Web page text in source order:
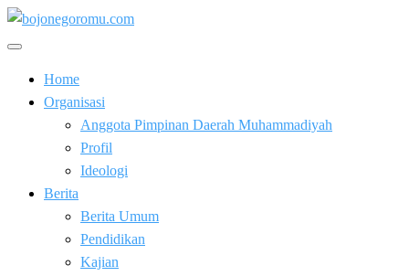
Skip
to
bojonegoromu.com
Home
Organisasi
Anggota Pimpinan Daerah Muhammadiyah
Profil
Ideologi
Berita
Berita Umum
Pendidikan
Kajian